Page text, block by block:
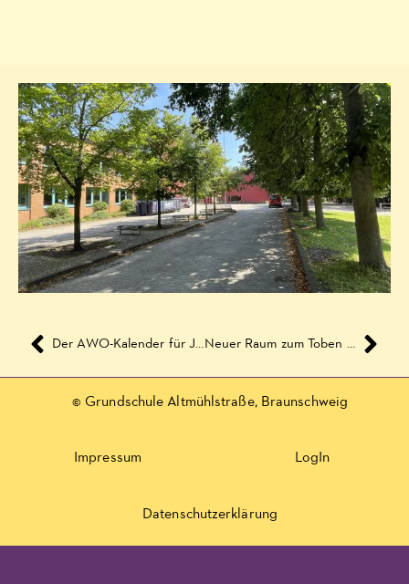
Der AWO-Kalender für Juni 2019 Neuer Raum zum Toben für 390 Kinder
© Grundschule Altmühlstraße, Braunschweig
Impressum LogIn
Datenschutzerklärung